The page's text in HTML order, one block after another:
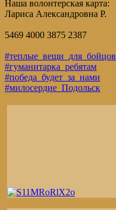
Наша волонтерская карта:
Лариса Александровна Р.
5469 4000 3875 2387
#теплые_вещи_для_бойцов
#гуманитарка_ребятам
#победа_будет_за_нами
#милосердие_Подольск